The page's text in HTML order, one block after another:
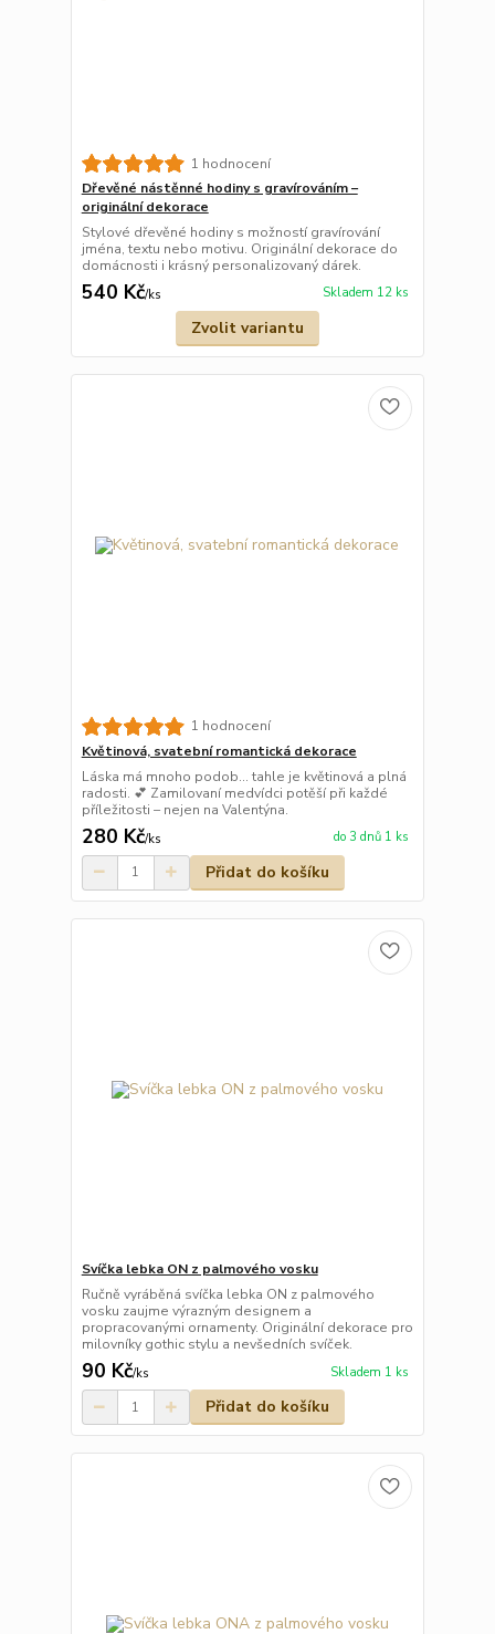
1 hodnocení
Dřevěné nástěnné hodiny s gravírováním –
originální dekorace
Stylové dřevěné hodiny s možností gravírování
jména, textu nebo motivu. Originální dekorace do
domácnosti i krásný personalizovaný dárek.
540 Kč/ks Skladem 12 ks
Zvolit variantu
1 hodnocení
Květinová, svatební romantická dekorace
Láska má mnoho podob… tahle je květinová a plná
radosti. 💕 Zamilovaní medvídci potěší při každé
příležitosti – nejen na Valentýna.
280 Kč/ks do 3 dnů 1 ks
Přidat do košíku
Svíčka lebka ON z palmového vosku
Ručně vyráběná svíčka lebka ON z palmového
vosku zaujme výrazným designem a
propracovanými ornamenty. Originální dekorace pro
milovníky gothic stylu a nevšedních svíček.
90 Kč/ks Skladem 1 ks
Přidat do košíku